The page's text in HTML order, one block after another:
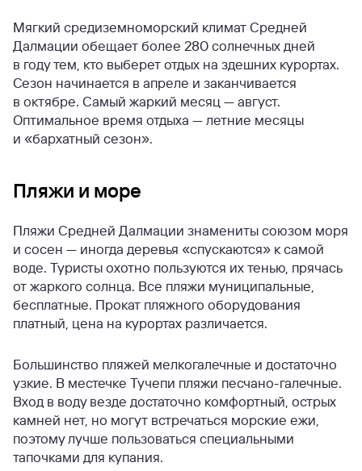
Мягкий средиземноморский климат Средней
Далмации обещает более 280 солнечных дней
в году тем, кто выберет отдых на здешних курортах.
Сезон начинается в апреле и заканчивается
в октябре. Самый жаркий месяц — август.
Оптимальное время отдыха — летние месяцы
и «бархатный сезон».
Пляжи и море
Пляжи Средней Далмации знамениты союзом моря
и сосен — иногда деревья «спускаются» к самой
воде. Туристы охотно пользуются их тенью, прячась
от жаркого солнца. Все пляжи муниципальные,
бесплатные. Прокат пляжного оборудования
платный, цена на курортах различается.
Большинство пляжей мелкогалечные и достаточно
узкие. В местечке Тучепи пляжи песчано-галечные.
Вход в воду везде достаточно комфортный, острых
камней нет, но могут встречаться морские ежи,
поэтому лучше пользоваться специальными
тапочками для купания.